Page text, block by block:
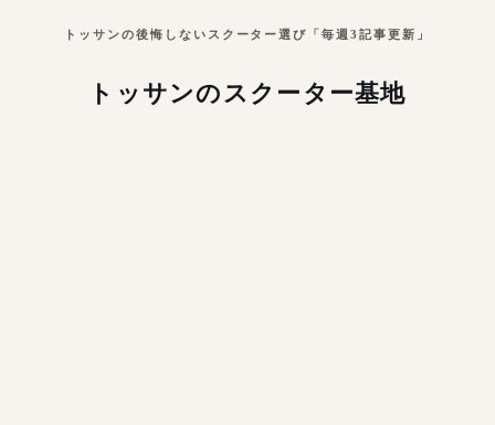
トッサンの後悔しないスクーター選び「毎週3記事更新」
トッサンのスクーター基地